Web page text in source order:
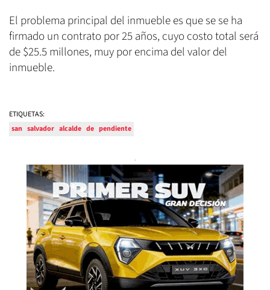
El problema principal del inmueble es que se se ha
firmado un contrato por 25 años, cuyo costo total será
de $25.5 millones, muy por encima del valor del
inmueble.
ETIQUETAS:
san salvador alcalde de pendiente